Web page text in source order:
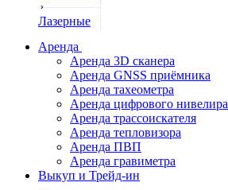
Лазерные
Нивелиры
Теодолиты
Трассоискатели
Неразрушающий
контроль
Аксессуары
Аренда
Аренда 3D сканера
Аренда GNSS приёмника
Аренда тахеометра
Аренда цифрового нивелира
Аренда трассоискателя
Аренда тепловизора
Аренда ПВП
Аренда гравиметра
Выкуп и Трейд-ин